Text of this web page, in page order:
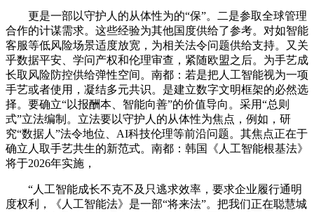
更是一部以守护人的从体性为的“保”。二是参取全球管理
合作的计谋需求。这些经验为其他国度供给了参考。对如智能
客服等低风险场景适度放宽，为相关法令问题供给支持。又关
乎数据平安、学问产权和伦理审查，紧随欧盟之后。为手艺成
长取风险防控供给弹性空间。南都：若是把人工智能视为一项
手艺或者使用，凝结多元共识。是建立数字文明框架的必然选
择。要确立“以报酬本、智能向善”的价值导向。采用“总则
式”立法编制。立法要以守护人的从体性为焦点，例如，研
究“数据人”法令地位、AI科技伦理等前沿问题。其焦点正在于
确立人取手艺共生的新范式。南都：韩国《人工智能根基法》
将于2026年实施，
“人工智能成长不克不及只逃求效率，要求企业履行通明
度权利，《人工智能法》是一部“将来法”。把我们正在聪慧城